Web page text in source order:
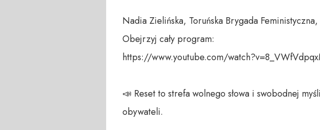
Nadia Zielińska, Toruńska Brygada
Obejrzyj cały program:
https://www.youtube.com/
📣 Reset to strefa wolnego słowa i swobodnej
obywateli.